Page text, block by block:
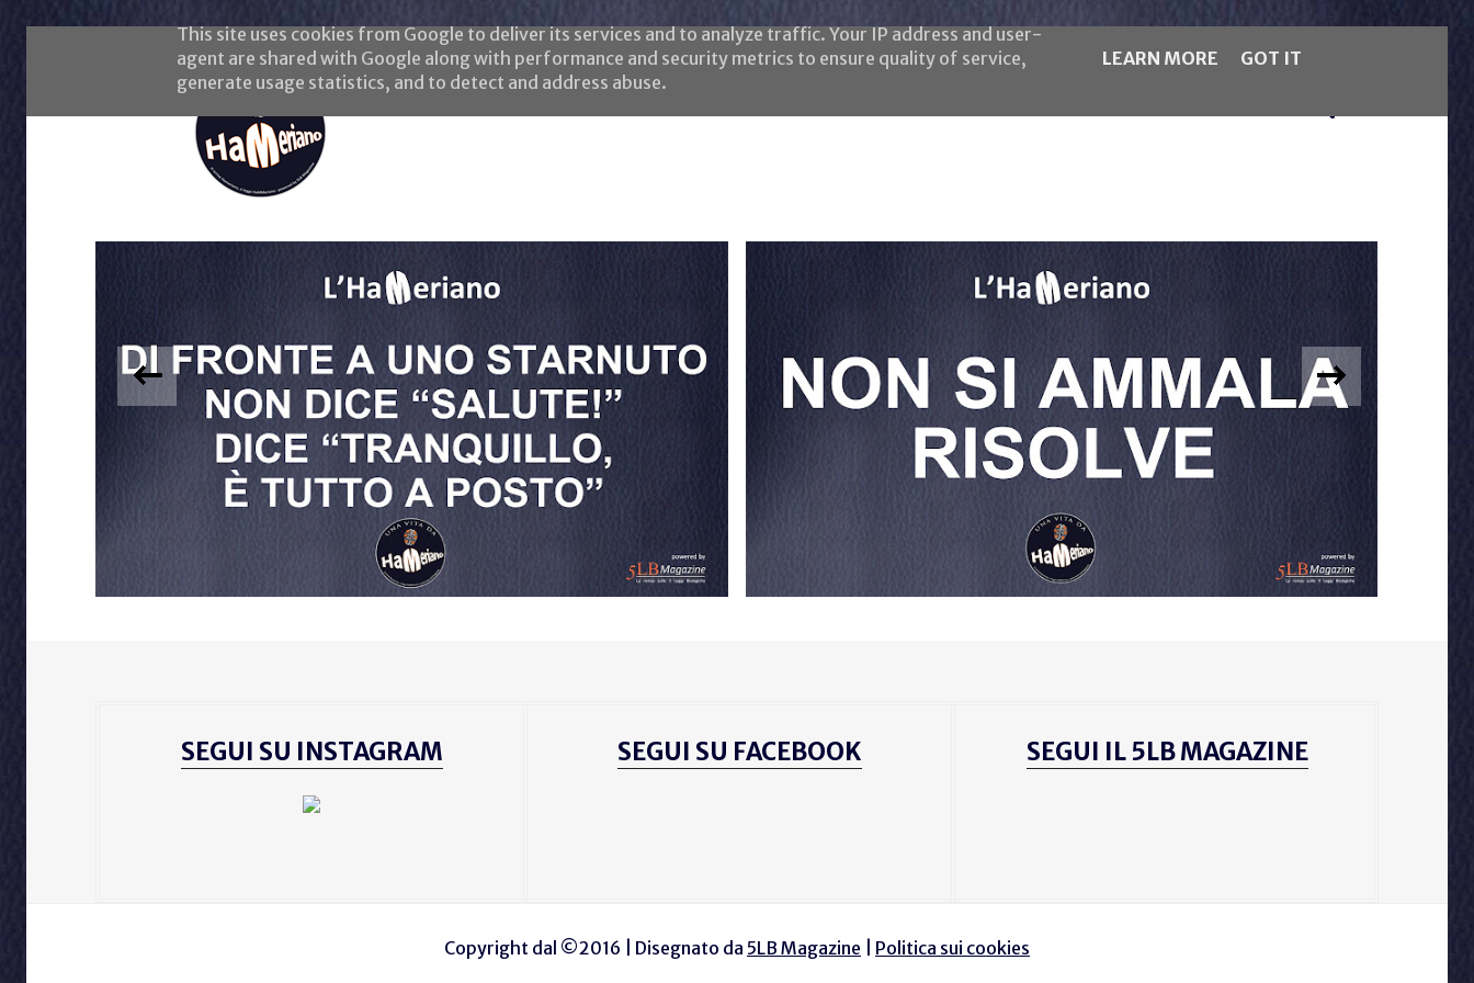
INFLUENZA
di fronte ad uno starnuto
non dice 'salute!', dice
'tranquillo, è tutto a
posto'
L'HAMERIANO IMBRUTTITO
non si ammala, risolve
SEGUI SU INSTAGRAM SEGUI SU FACEBOOK SEGUI IL 5LB MAGAZINE
Copyright dal ©2016 | Disegnato da 5LB Magazine Politica sui cookies
This site uses cookies from Google to deliver its services and to analyze traffic. Your IP address and user-
agent are shared with Google along with performance and security metrics to ensure quality of service,
generate usage statistics, and to detect and address abuse.
LEARN MORE GOT IT